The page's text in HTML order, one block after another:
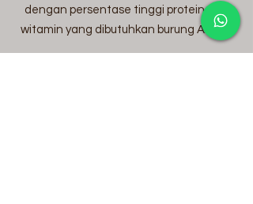
dengan persentase tinggi protein dan
witamin yang dibutuhkan burung Anda.